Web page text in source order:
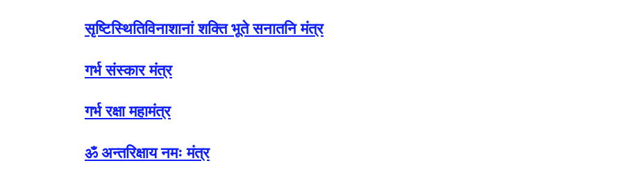
सृष्टिस्थितिविनाशानां शक्ति भूते सनातनि मंत्र
गर्भ संस्कार मंत्र
गर्भ रक्षा महामंत्र
ॐ अन्तरिक्षाय नमः मंत्र